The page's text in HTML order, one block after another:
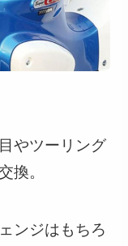
やツーリング
換。
ンジはもちろ